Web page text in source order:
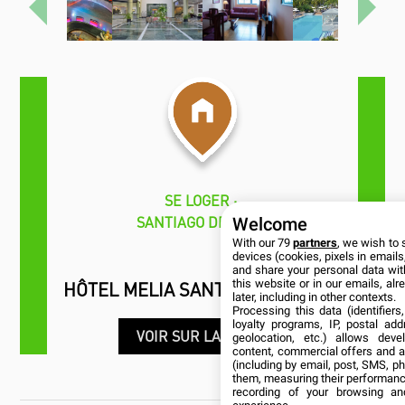
Précédent
HÔTEL MELIA SANTIAGO DE CUBA
SE LOGER
SANTIAGO DE CUBA
VOIR SUR LA CARTE
Welcome
With our 79partners, we wish to
devices (cookies, pixels in
and share your personal data
this website or in our emails,
later, including in other contexts.
Processing this data
loyalty programs, IP, postal
geolocation, etc.) allows
content, commercial offers and
(including by email, post, SMS,
them, measuring their
recording of your browsing